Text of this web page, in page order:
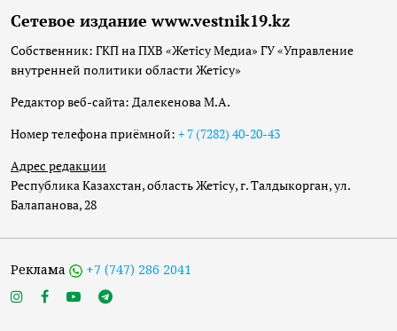
Сетевое издание www.vestnik19.kz
Собственник: ГКП на ПХВ «Жетісу Медиа» ГУ «Управление
внутренней политики области Жетісу»
Редактор веб-сайта: Далекенова М.А.
Номер телефона приёмной: + 7 (7282) 40-20-43
Адрес редакции
Республика Казахстан, область Жетісу, г. Талдыкорган, ул.
Балапанова, 28
Реклама +7 (747) 286 2041